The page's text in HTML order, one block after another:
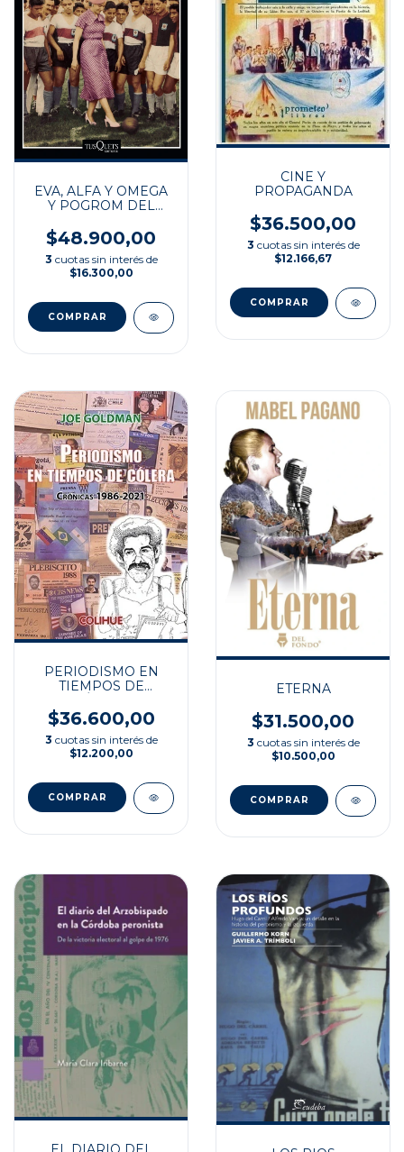
EVA, ALFA Y OMEGA
Y POGROM DEL
$48.900,00
3 cuotas sin interés de
$16.300,00
CINE Y
PROPAGANDA
$36.500,00
3 cuotas sin interés de
$12.166,67
PERIODISMO EN
TIEMPOS DE
$36.600,00
3 cuotas sin interés de
$12.200,00
ETERNA
$31.500,00
3 cuotas sin interés de
$10.500,00